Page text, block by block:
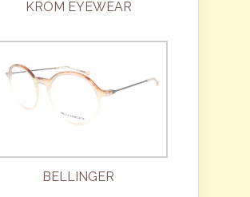
KROM EYEWEAR
BELLINGER